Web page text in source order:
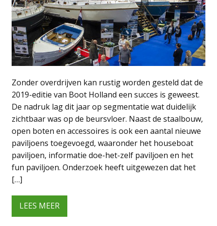
Zonder overdrijven kan rustig worden gesteld dat de
2019-editie van Boot Holland een succes is geweest.
De nadruk lag dit jaar op segmentatie wat duidelijk
zichtbaar was op de beursvloer. Naast de staalbouw,
open boten en accessoires is ook een aantal nieuwe
paviljoens toegevoegd, waaronder het houseboat
paviljoen, informatie doe-het-zelf paviljoen en het
fun paviljoen. Onderzoek heeft uitgewezen dat het
[…]
LEES MEER